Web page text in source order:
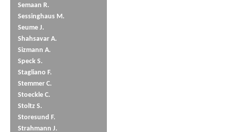
Semaan R.
Sessinghaus M.
Seume J.
Shahsavar A.
Sizmann A.
Speck S.
Stagliano F.
Stemmer C.
Stoeckle C.
Stoltz S.
Storesund F.
Strahmann J.